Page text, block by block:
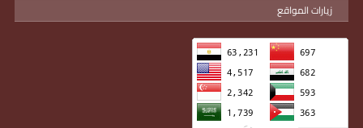
زيارات المواقع